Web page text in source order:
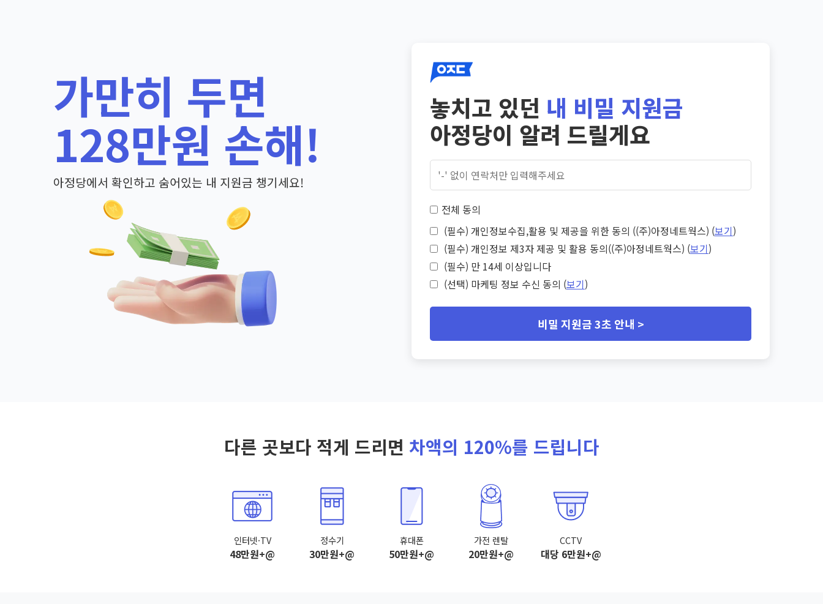
가만히 두면
128만원 손해!
아정당에서 확인하고 숨어있는 내 지원금 챙기세요!
놓치고 있던 내 비밀 지원금
아정당이 알려 드릴게요
전체 동의
(필수) 개인정보수집,활용 및 제공을 위한 동의 ((주)아정네트웍스) (보기)
(필수) 개인정보 제3자 제공 및 활용 동의((주)아정네트웍스) (보기)
(필수) 만 14세 이상입니다
(선택) 마케팅 정보 수신 동의 (보기)
비밀 지원금 3초 안내 >
다른 곳보다 적게 드리면 차액의 120%를 드립니다
인터넷·TV
48만원+@
정수기
30만원+@
휴대폰
50만원+@
가전 렌탈
20만원+@
CCTV
대당 6만원+@